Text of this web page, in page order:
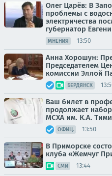
Олег Царёв: В
проблемы с
электричества
губернатор
МНЕНИЯ 13:50
Анна Хорошун:
Председателем
комиссии Эллой
БЕРДЯНСК
Ваш билет в
продолжает
МСХА им. К.А.
ОФИЦ. 13:50
В Приморске
клуба «Жемчуг
СМИ 13:44